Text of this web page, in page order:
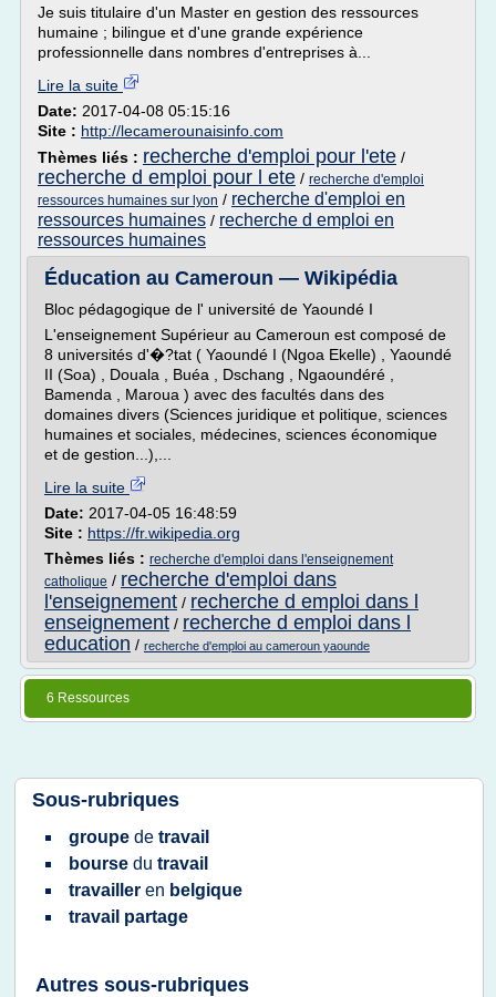
Je suis titulaire d'un Master en gestion des ressources
humaine ; bilingue et d'une grande expérience
professionnelle dans nombres d'entreprises à...
Lire la suite
Date: 2017-04-08 05:15:16
Site : http://lecamerounaisinfo.com
Thèmes liés : recherche d'emploi pour l'ete /
recherche d emploi pour l ete / recherche d'emploi
ressources humaines sur lyon / recherche d'emploi en
ressources humaines / recherche d emploi en
ressources humaines
Éducation au Cameroun — Wikipédia
Bloc pédagogique de l' université de Yaoundé I
L'enseignement Supérieur au Cameroun est composé de
8 universités d'�?tat ( Yaoundé I (Ngoa Ekelle) , Yaoundé
II (Soa) , Douala , Buéa , Dschang , Ngaoundéré ,
Bamenda , Maroua ) avec des facultés dans des
domaines divers (Sciences juridique et politique, sciences
humaines et sociales, médecines, sciences économique
et de gestion...),...
Lire la suite
Date: 2017-04-05 16:48:59
Site : https://fr.wikipedia.org
Thèmes liés : recherche d'emploi dans l'enseignement
catholique / recherche d'emploi dans
l'enseignement / recherche d emploi dans l
enseignement / recherche d emploi dans l
education / recherche d'emploi au cameroun yaounde
6 Ressources
Sous-rubriques
groupe de travail
bourse du travail
travailler en belgique
travail partage
Autres sous-rubriques